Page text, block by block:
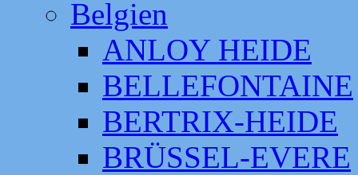
Belgien
ANLOY HEIDE
BELLEFONTAINE
BERTRIX-HEIDE
BRÜSSEL-EVERE